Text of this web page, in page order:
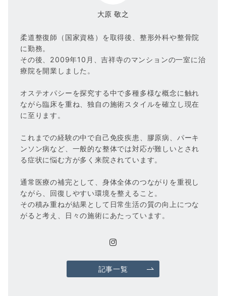
大原 敬之
柔道整復師（国家資格）を取得後、整形外科や整骨院
に勤務。
その後、2009年10月、吉祥寺のマンションの一室に治
療院を開業しました。
オステオパシーを探究する中で多種多様な概念に触れ
ながら臨床を重ね、独自の施術スタイルを確立し現在
に至ります。
これまでの経験の中で自己免疫疾患、膠原病、パーキ
ンソン病など、一般的な整体では対応が難しいとされ
る症状に悩む方が多く来院されています。
通常医療の補完として、身体全体のつながりを重視し
ながら、回復しやすい環境を整えること。
その積み重ねが結果として日常生活の質の向上につな
がると考え、日々の施術にあたっています。
記事一覧